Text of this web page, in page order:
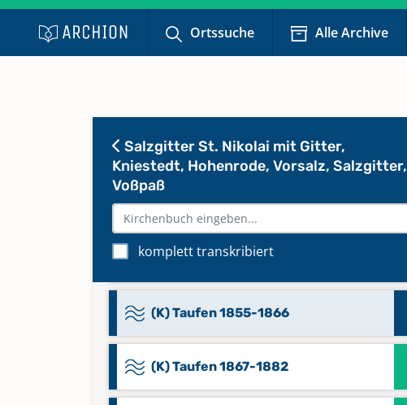
Ortssuche Alle Archive
Salzgitter St. Nikolai mit Gitter,
Kniestedt, Hohenrode, Vorsalz, Salzgitter,
Voßpaß
komplett transkribiert
(K) Taufen 1813-1838
(K) Taufen 1839-1840, Bestattungen
A-P, R-Z 1803-1840
(K) Taufen 1855-1866
(K) Taufen 1867-1882